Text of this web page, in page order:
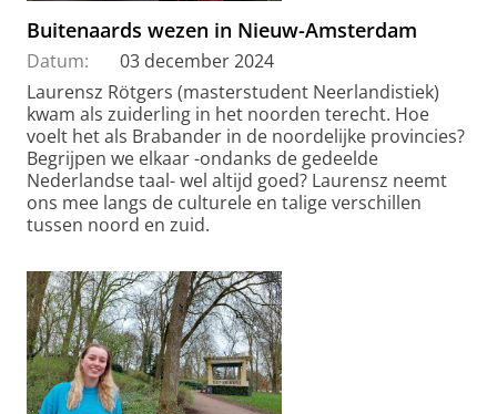
Buitenaards wezen in Nieuw-Amsterdam
Datum:
03 december 2024
Laurensz Rötgers (masterstudent Neerlandistiek)
kwam als zuiderling in het noorden terecht. Hoe
voelt het als Brabander in de noordelijke provincies?
Begrijpen we elkaar -ondanks de gedeelde
Nederlandse taal- wel altijd goed? Laurensz neemt
ons mee langs de culturele en talige verschillen
tussen noord en zuid.